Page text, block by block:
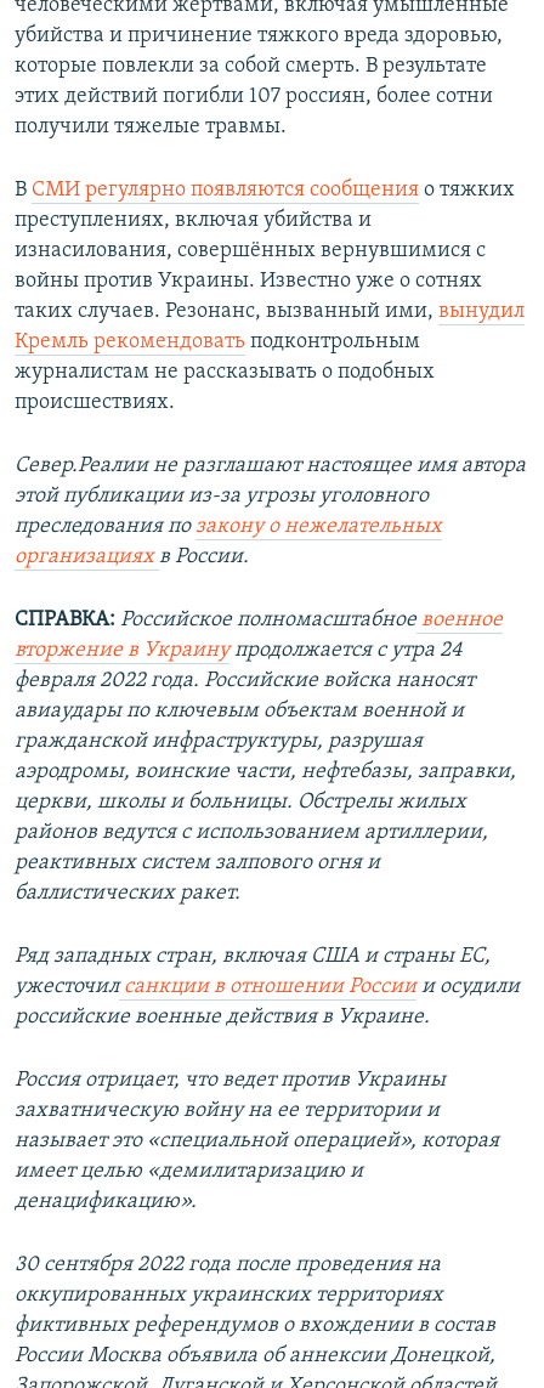
человеческими жертвами, включая умышленные
убийства и причинение тяжкого вреда здоровью,
которые повлекли за собой смерть. В результате
этих действий погибли 107 россиян, более сотни
получили тяжелые травмы.
В СМИ регулярно появляются сообщения о тяжких
преступлениях, включая убийства и
изнасилования, совершённых вернувшимися с
войны против Украины. Известно уже о сотнях
таких случаев. Резонанс, вызванный ими, вынудил
Кремль рекомендовать подконтрольным
журналистам не рассказывать о подобных
происшествиях.
Север.Реалии не разглашают настоящее имя автора
этой публикации из-за угрозы уголовного
преследования позакону о нежелательных
организацияхв России.
СПРАВКА: Российское полномасштабноевоенное
вторжение в Украинупродолжается с утра 24
февраля 2022 года. Российские войска наносят
авиаудары по ключевым объектам военной и
гражданской инфраструктуры, разрушая
аэродромы, воинские части, нефтебазы, заправки,
церкви, школы и больницы. Обстрелы жилых
районов ведутся с использованием артиллерии,
реактивных систем залпового огня и
баллистических ракет.
Ряд западных стран, включая США и страны ЕС,
ужесточилсанкции в отношении Россиии осудили
российские военные действия в Украине.
Россия отрицает, что ведет против Украины
захватническую войну на ее территории и
называет это «специальной операцией», которая
имеет целью «демилитаризацию и
денацификацию».
30 сентября 2022 года после проведения на
оккупированных украинских территориях
фиктивных референдумов о вхождении в состав
России Москва объявила об аннексии Донецкой,